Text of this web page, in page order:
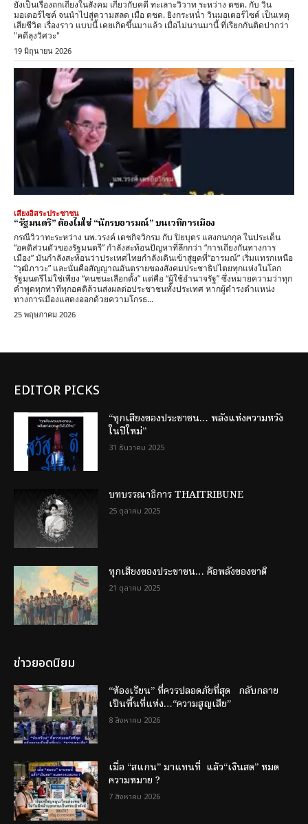
ยังเป็นเรื่องถกเถียงในสังคม เกี่ยวกับคดี ทะเลาะวิวาท ระหว่าง ตชด. กับ วิน
มอเตอร์ไซค์ จนนำไปสู่ความสลด เมื่อ ตชด. ยิงกระหน่ำ วินมอเตอร์ไซค์ เป็นเหตุ
เสียชีวิต เรื่องราว แบบนี้ เคยเกิดขึ้นมาแล้ว เมื่อไม่นานมานี้ ที่เรียกกันติดปากว่า
"คดีลุงวิศวะ"
19 มิถุนายน 2026
เสียงอิสระประชาชน
“รัฐมนตรี” ต้องไม่ใช่ “นักรบอารมณ์” บนเวทีการเมือง
กรณีวิวาทะระหว่าง นพ.วรงค์ เดชกิจวิกรม กับ ปิยบุตร แสงกนกกุล ในประเด็น
“อคติส่วนตัวของรัฐมนตรี” กำลังสะท้อนปัญหาที่ลึกกว่า “การเถียงกันทางการ
เมือง” มันกำลังสะท้อนว่าประเทศไทยกำลังเดินเข้าสู่ยุคที่“อารมณ์” เริ่มแทรกเหนือ
“วุฒิภาวะ” และนั่นคือสัญญาณอันตรายของสังคมประชาธิปไตยทุกแห่งในโลก
รัฐมนตรีไม่ใช่เพียง “คนชนะเลือกตั้ง” แต่คือ “ผู้ใช้อำนาจรัฐ” ซึ่งหมายความว่าทุก
คำพูดทุกท่าทีทุกอคติล้วนส่งผลต่อประชาชนทั้งประเทศ หากผู้ดำรงตำแหน่ง
ทางการเมืองแสดงออกด้วยความโกรธ...
25 พฤษภาคม 2026
EDITOR PICKS
“ทุกเสียงของประชาชน… พลังแห่งความหวัง
ในปีใหม่”
31 ธันวาคม 2025
บทบรรณาธิการ THAITRIBUNE
25 ตุลาคม 2025
ทุกเสียงของประชาชน… คือพลังของชาติ
21 ตุลาคม 2025
ข่าวยอดนิยม
“ห้องเรียน” ที่ควรปลอดภัยที่สุด กลับกลาย
เป็นพื้นที่แห่ง…“ความสูญเสีย”
8 สิงหาคม 2026
เมื่อ “สแกน” มาแทนที่ แล้ว“เงินสด” หมด
ความหมาย ?
7 สิงหาคม 2026